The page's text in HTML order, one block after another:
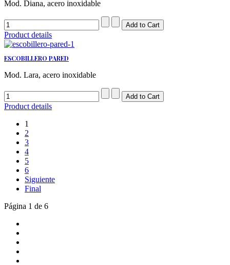
Mod. Diana, acero inoxidable
Product details
ESCOBILLERO PARED
Mod. Lara, acero inoxidable
Product details
1
2
3
4
5
6
Siguiente
Final
Página 1 de 6